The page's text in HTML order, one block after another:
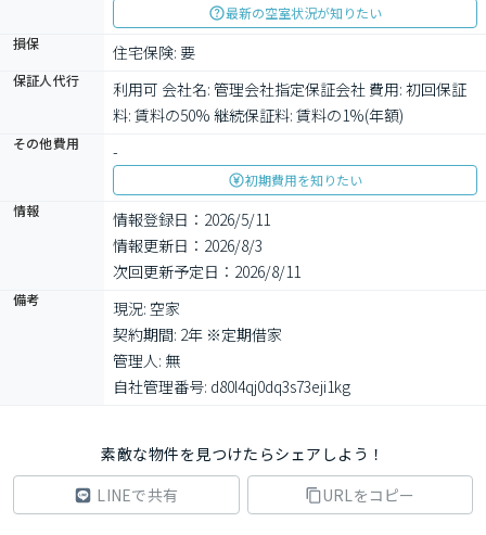
最新の空室状況が知りたい
損保
住宅保険: 要
保証人代行
利用可 会社名: 管理会社指定保証会社 費用: 初回保証
料: 賃料の50% 継続保証料: 賃料の1%(年額)
その他費用 -
初期費用を知りたい
情報
情報登録日：2026/5/11
情報更新日：2026/8/3
次回更新予定日：2026/8/11
備考
現況: 空家
契約期間: 2年 ※定期借家
管理人: 無
自社管理番号: d80l4qj0dq3s73eji1kg
素敵な物件を見つけたらシェアしよう！
LINEで共有
URLをコピー